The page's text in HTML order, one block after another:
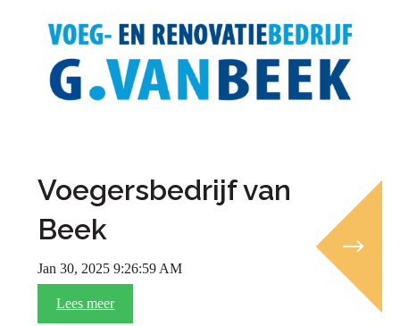
Voegersbedrijf van
Beek
Jan 30, 2025 9:26:59 AM
Lees meer